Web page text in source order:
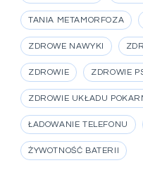
TANIA METAMORFOZA
ZDROWE NAWYKI
ZDROWIE ZDROWIE
ZDROWIE UKŁADU
ŁADOWANIE TELEFONU
ŻYWOTNOŚĆ BATERII